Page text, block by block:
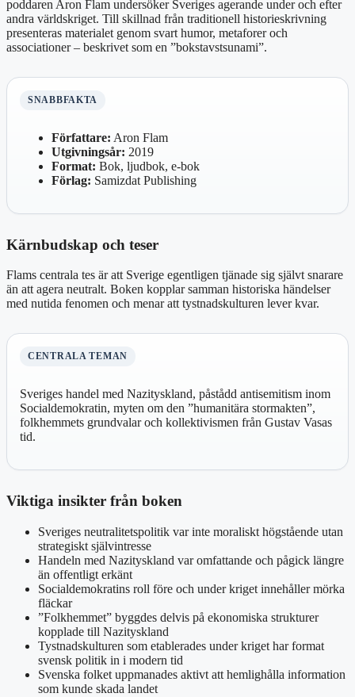
poddaren Aron Flam undersöker Sveriges agerande under och efter
andra världskriget. Till skillnad från traditionell historieskrivning
presenteras materialet genom svart humor, metaforer och
associationer – beskrivet som en ”bokstavstsunami”.
SNABBFAKTA
Författare: Aron Flam
Utgivningsår: 2019
Format: Bok, ljudbok, e-bok
Förlag: Samizdat Publishing
Kärnbudskap och teser
Flams centrala tes är att Sverige egentligen tjänade sig självt snarare
än att agera neutralt. Boken kopplar samman historiska händelser
med nutida fenomen och menar att tystnadskulturen lever kvar.
CENTRALA TEMAN
Sveriges handel med Nazityskland, påstådd antisemitism inom
Socialdemokratin, myten om den ”humanitära stormakten”,
folkhemmets grundvalar och kollektivismen från Gustav Vasas
tid.
Viktiga insikter från boken
Sveriges neutralitetspolitik var inte moraliskt högstående utan
strategiskt självintresse
Handeln med Nazityskland var omfattande och pågick längre
än offentligt erkänt
Socialdemokratins roll före och under kriget innehåller mörka
fläckar
”Folkhemmet” byggdes delvis på ekonomiska strukturer
kopplade till Nazityskland
Tystnadskulturen som etablerades under kriget har format
svensk politik in i modern tid
Svenska folket uppmanades aktivt att hemlighålla information
som kunde skada landet